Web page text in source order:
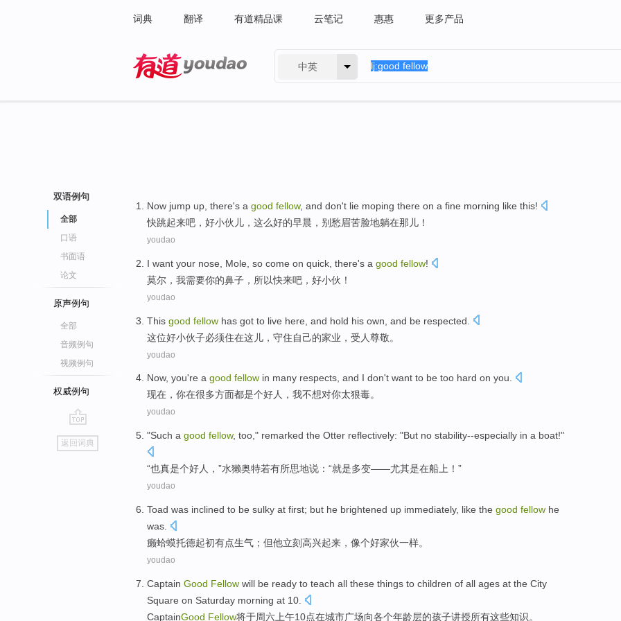
词典 翻译 有道精品课 云笔记 惠惠 更多产品
中英
双语例句
全部
口语
书面语
论文
原声例句
全部
音频例句
视频例句
权威例句
go
top
返回词典
Now jump up there's a good fellow, and don't lie moping there on a fine morning like this!
快跳起来吧 ， 好小伙儿，这么好的早晨 ， 别愁眉苦脸地躺在那儿 ！
youdao
I want your nose Mole so come on quick , there's a good fellow!
莫尔 ， 我需要你的鼻子 ， 所以快来吧 ， 好小伙 ！
youdao
This good fellow has got to live here , and hold his own , and be respected
这位好小伙子必须住在这儿 ， 守住自己的家业， 受 人尊敬。
youdao
Now, you're a good fellow in many respects, and I don't want to be too hard on you.
现在 ， 你在很多方面都是个好人， 我不想对你太狠毒。
youdao
"Such a good fellow, too ," remarked the Otter reflectively: "But no stability--especially in a boat!"
“也真是个好人 ，”水獭奥特若有所思地说：“就是多变——尤其是在船上 ！”
youdao
Toad was inclined to be sulky at first; but he brightened up immediately, like the good fellow he
was
癞蛤蟆托德起初有点生气 ； 但他立刻高兴起来 ， 像个好家伙一样。
youdao
Captain Good Fellow will be ready to teach all these things to children of all ages at the City
Square on Saturday morning at 10
CaptainGood Fellow将于周六 上午10点在城市广场向各个年龄层的孩子讲授所有这些知识。